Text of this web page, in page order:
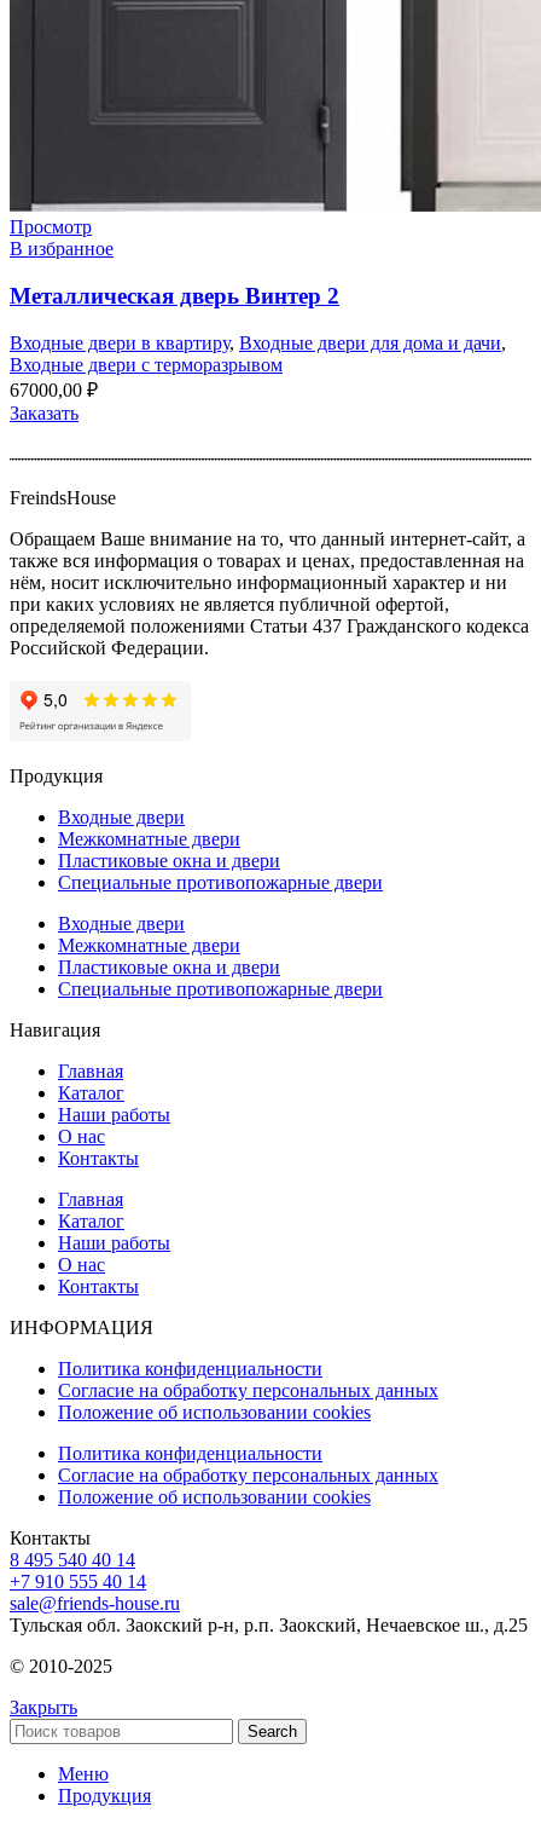
Просмотр
В избранное
Металлическая дверь Винтер 2
Входные двери в квартиру, Входные двери для дома и дачи,
Входные двери с терморазрывом
67000,00 ₽
Заказать
FreindsHouse
Обращаем Ваше внимание на то, что данный интернет-сайт, а
также вся информация о товарах и ценах, предоставленная на
нём, носит исключительно информационный характер и ни
при каких условиях не является публичной офертой,
определяемой положениями Статьи 437 Гражданского кодекса
Российской Федерации.
Продукция
Входные двери
Межкомнатные двери
Пластиковые окна и двери
Специальные противопожарные двери
Входные двери
Межкомнатные двери
Пластиковые окна и двери
Специальные противопожарные двери
Навигация
Главная
Каталог
Наши работы
О нас
Контакты
Главная
Каталог
Наши работы
О нас
Контакты
ИНФОРМАЦИЯ
Политика конфиденциальности
Согласие на обработку персональных данных
Положение об использовании cookies
Политика конфиденциальности
Согласие на обработку персональных данных
Положение об использовании cookies
Контакты
8 495 540 40 14
+7 910 555 40 14
sale@friends-house.ru
Тульская обл. Заокский р-н, р.п. Заокский, Нечаевское ш., д.25
© 2010-2025
Закрыть
Search
Меню
Продукция